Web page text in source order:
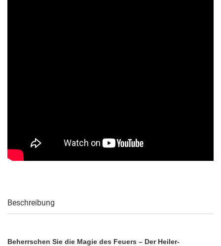
Beschreibung
Beherrschen Sie die Magie des Feuers – Der Heiler-